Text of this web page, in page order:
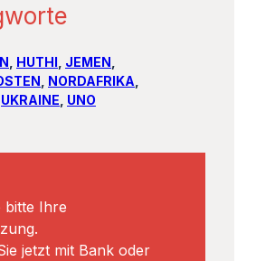
HUTHI JEMEN
NORDAFRIKA
UKRAINE UNO
bitte Ihre
jetzt mit Bank oder